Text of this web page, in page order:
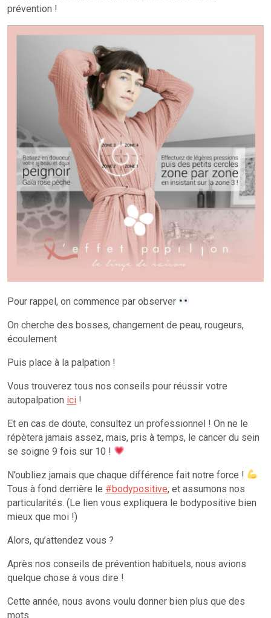
prévention !
Pour rappel, on commence par observer
On cherche des bosses, changement de peau, rougeurs,
écoulement
Puis place à la palpation !
Vous trouverez tous nos conseils pour réussir votre
autopalpation ici !
Et en cas de doute, consultez un professionnel ! On ne le
répètera jamais assez, mais, pris à temps, le cancer du sein
se soigne 9 fois sur 10 !
N’oubliez jamais que chaque différence fait notre force !
Tous à fond derrière le #bodypositive, et assumons nos
particularités. (Le lien vous expliquera le bodypositive bien
mieux que moi !)
Alors, qu’attendez vous ?
Après nos conseils de prévention habituels, nous avions
quelque chose à vous dire !
Cette année, nous avons voulu donner bien plus que des
mots